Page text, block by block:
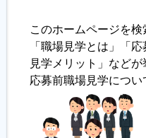
このホームページを
「職場見学とは」「
見学メリット」など
応募前職場見学につ